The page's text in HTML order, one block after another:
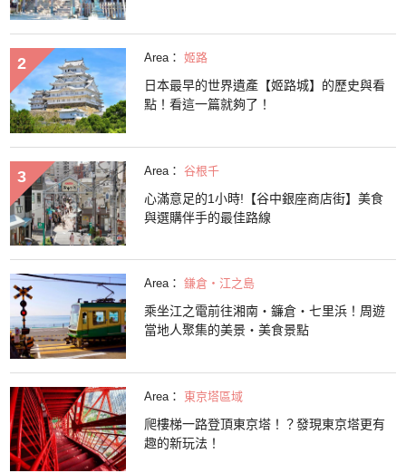
Area： 姬路
日本最早的世界遺產【姬路城】的歷史與看
點！看這一篇就夠了！
Area： 谷根千
心滿意足的1小時!【谷中銀座商店街】美食
與選購伴手的最佳路線
Area： 鎌倉・江之島
乘坐江之電前往湘南・鐮倉・七里浜！周遊
當地人聚集的美景・美食景點
Area： 東京塔區域
爬樓梯一路登頂東京塔！？發現東京塔更有
趣的新玩法！